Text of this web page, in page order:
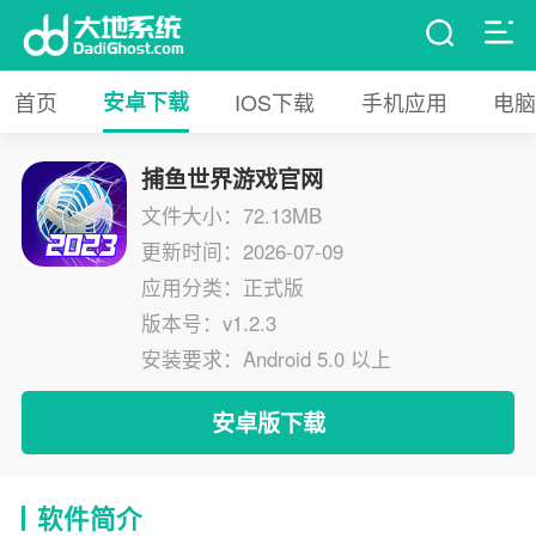
首页 安卓下载 IOS下载 手机应用 电
捕鱼世界游戏官网
文件大小：72.13MB
更新时间：2026-07-09
应用分类：正式版
版本号：v1.2.3
安装要求：Android 5.0 以上
安卓版下载
软件简介